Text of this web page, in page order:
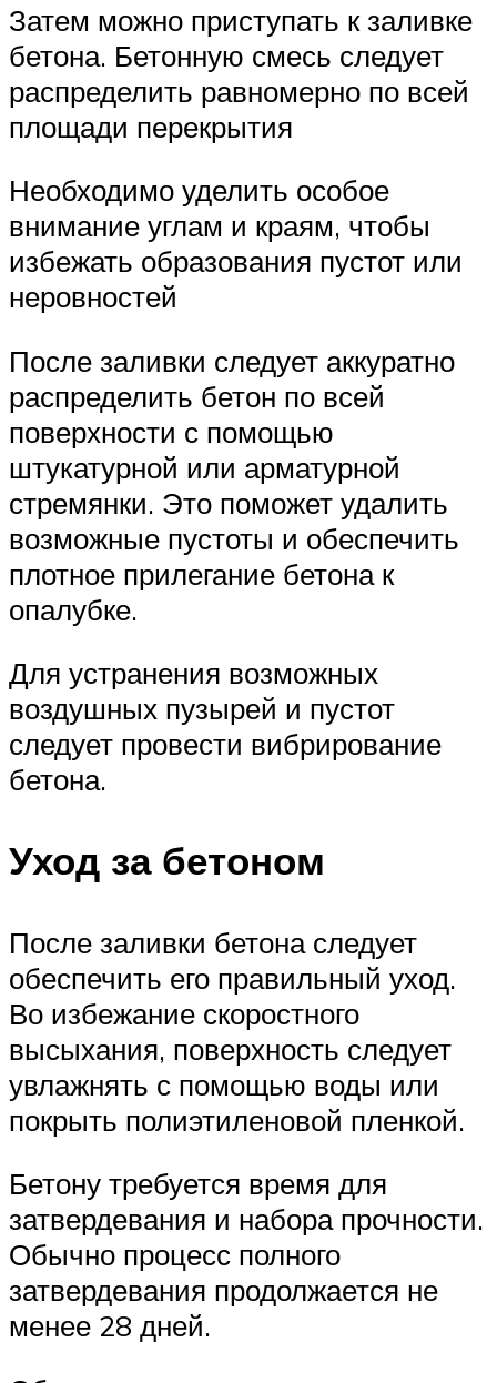
Затем можно приступать к заливке
бетона. Бетонную смесь следует
распределить равномерно по всей
площади перекрытия
Необходимо уделить особое
внимание углам и краям, чтобы
избежать образования пустот или
неровностей
После заливки следует аккуратно
распределить бетон по всей
поверхности с помощью
штукатурной или арматурной
стремянки. Это поможет удалить
возможные пустоты и обеспечить
плотное прилегание бетона к
опалубке.
Для устранения возможных
воздушных пузырей и пустот
следует провести вибрирование
бетона.
Уход за бетоном
После заливки бетона следует
обеспечить его правильный уход.
Во избежание скоростного
высыхания, поверхность следует
увлажнять с помощью воды или
покрыть полиэтиленовой пленкой.
Бетону требуется время для
затвердевания и набора прочности.
Обычно процесс полного
затвердевания продолжается не
менее 28 дней.